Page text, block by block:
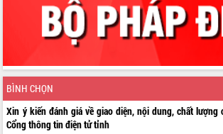
BÌNH CHỌN
Xin ý kiến đánh giá về giao diện, nội dung, chất
Cổng thông tin điện tử tỉnh